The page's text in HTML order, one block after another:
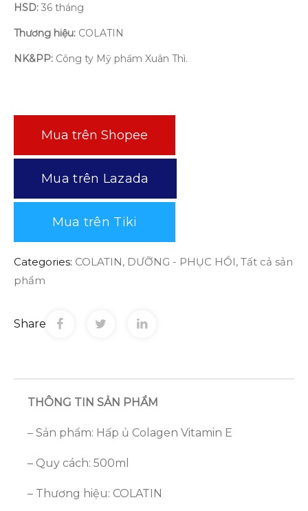
HSD: 36 tháng
Thương hiệu: COLATIN
NK&PP: Công ty Mỹ phẩm Xuân Thì.
Mua trên Shopee
Mua trên Lazada
Mua trên Tiki
Categories: COLATIN, DƯỠNG - PHỤC HỒI, Tất cả sản
phẩm
Share
THÔNG TIN SẢN PHẨM
– Sản phẩm: Hấp ủ Colagen Vitamin E
– Quy cách: 500ml
– Thương hiệu: COLATIN